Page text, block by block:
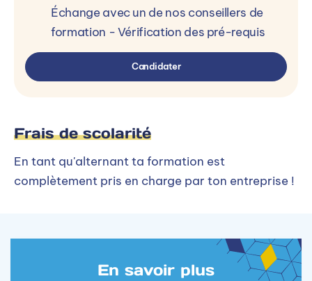
Échange avec un de nos conseillers de
formation - Vérification des pré-requis
Candidater
Frais de scolarité
En tant qu'alternant ta formation est
complètement pris en charge par ton entreprise !
En savoir plus